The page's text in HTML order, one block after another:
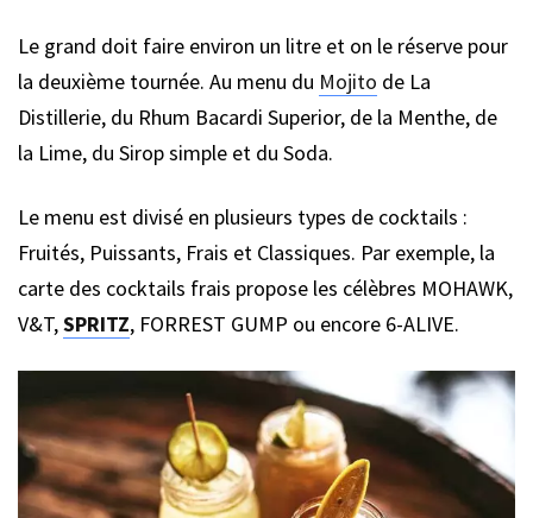
Le grand doit faire environ un litre et on le réserve pour
la deuxième tournée. Au menu du Mojito de La
Distillerie, du Rhum Bacardi Superior, de la Menthe, de
la Lime, du Sirop simple et du Soda.
Le menu est divisé en plusieurs types de cocktails :
Fruités, Puissants, Frais et Classiques. Par exemple, la
carte des cocktails frais propose les célèbres MOHAWK,
V&T,SPRITZ, FORREST GUMP ou encore 6-ALIVE.